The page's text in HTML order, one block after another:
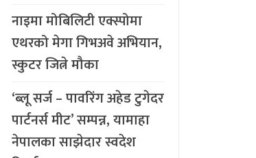
नाइमा मोबिलिटी एक्स्पोमा
एथरको मेगा गिभअवे अभियान,
स्कुटर जित्ने मौका
‘ब्लू सर्ज – पावरिंग अहेड टुगेदर
पार्टनर्स मीट’ सम्पन्न, यामाहा
नेपालका साझेदार स्वदेश